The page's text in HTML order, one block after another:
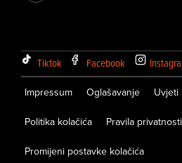
Tiktok Facebook
Impressum Oglašavanje Uvjeti
Politika kolačića Pravila privatnosti
Promijeni postavke kolačića